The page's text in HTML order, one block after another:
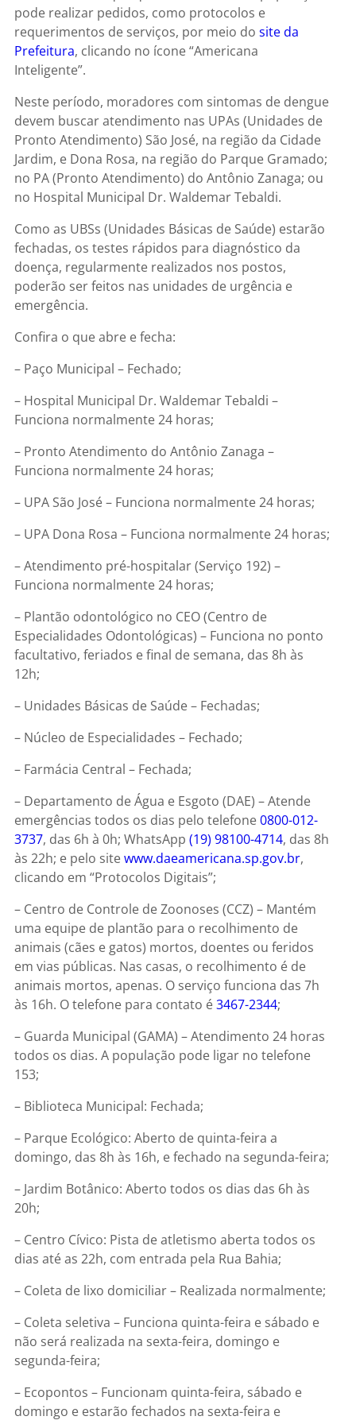
pode realizar pedidos, como protocolos e
requerimentos de serviços, por meio do site da
Prefeitura, clicando no ícone “Americana
Inteligente”.
Neste período, moradores com sintomas de dengue
devem buscar atendimento nas UPAs (Unidades de
Pronto Atendimento) São José, na região da Cidade
Jardim, e Dona Rosa, na região do Parque Gramado;
no PA (Pronto Atendimento) do Antônio Zanaga; ou
no Hospital Municipal Dr. Waldemar Tebaldi.
Como as UBSs (Unidades Básicas de Saúde) estarão
fechadas, os testes rápidos para diagnóstico da
doença, regularmente realizados nos postos,
poderão ser feitos nas unidades de urgência e
emergência.
Confira o que abre e fecha:
– Paço Municipal – Fechado;
– Hospital Municipal Dr. Waldemar Tebaldi –
Funciona normalmente 24 horas;
– Pronto Atendimento do Antônio Zanaga –
Funciona normalmente 24 horas;
– UPA São José – Funciona normalmente 24 horas;
– UPA Dona Rosa – Funciona normalmente 24 horas;
– Atendimento pré-hospitalar (Serviço 192) –
Funciona normalmente 24 horas;
– Plantão odontológico no CEO (Centro de
Especialidades Odontológicas) – Funciona no ponto
facultativo, feriados e final de semana, das 8h às
12h;
– Unidades Básicas de Saúde – Fechadas;
– Núcleo de Especialidades – Fechado;
– Farmácia Central – Fechada;
– Departamento de Água e Esgoto (DAE) – Atende
emergências todos os dias pelo telefone0800-012-
3737, das 6h à 0h; WhatsApp (19) 98100-4714, das 8h
às 22h; e pelo sitewww.daeamericana.sp.gov.br,
clicando em “Protocolos Digitais”;
– Centro de Controle de Zoonoses (CCZ) – Mantém
uma equipe de plantão para o recolhimento de
animais (cães e gatos) mortos, doentes ou feridos
em vias públicas. Nas casas, o recolhimento é de
animais mortos, apenas. O serviço funciona das 7h
às 16h. O telefone para contato é3467-2344;
– Guarda Municipal (GAMA) – Atendimento 24 horas
todos os dias. A população pode ligar no telefone
153;
– Biblioteca Municipal: Fechada;
– Parque Ecológico: Aberto de quinta-feira a
domingo, das 8h às 16h, e fechado na segunda-feira;
– Jardim Botânico: Aberto todos os dias das 6h às
20h;
– Centro Cívico: Pista de atletismo aberta todos os
dias até as 22h, com entrada pela Rua Bahia;
– Coleta de lixo domiciliar – Realizada normalmente;
– Coleta seletiva – Funciona quinta-feira e sábado e
não será realizada na sexta-feira, domingo e
segunda-feira;
– Ecopontos – Funcionam quinta-feira, sábado e
domingo e estarão fechados na sexta-feira e